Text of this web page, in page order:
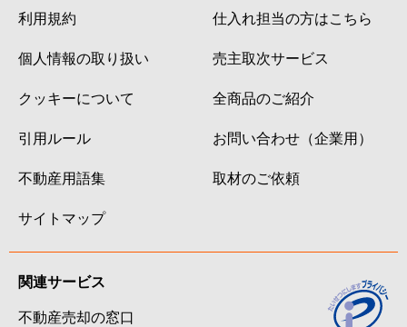
利用規約
個人情報の取り扱い
クッキーについて
引用ルール
不動産用語集
サイトマップ
仕入れ担当の方はこちら
売主取次サービス
全商品のご紹介
お問い合わせ（企業用）
取材のご依頼
関連サービス
不動産売却の窓口